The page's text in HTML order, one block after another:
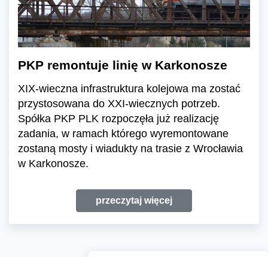
PKP remontuje linię w Karkonosze
XIX-wieczna infrastruktura kolejowa ma zostać
przystosowana do XXI-wiecznych potrzeb.
Spółka PKP PLK rozpoczęła już realizację
zadania, w ramach którego wyremontowane
zostaną mosty i wiadukty na trasie z Wrocławia
w Karkonosze.
przeczytaj więcej